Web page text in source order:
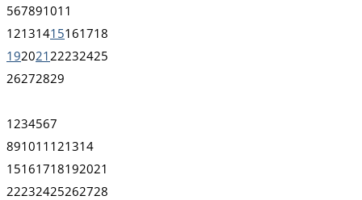
567891011
12131415161718
192021 22232425
26272829
1 234567
891011 121314
15161718192021
22232425262728